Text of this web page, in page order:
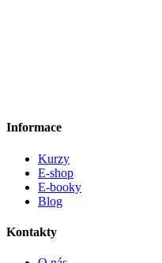
Informace
Kurzy
E-shop
E-booky
Blog
Kontakty